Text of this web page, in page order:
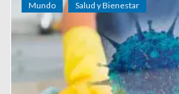
Mundo Salud y Bienestar